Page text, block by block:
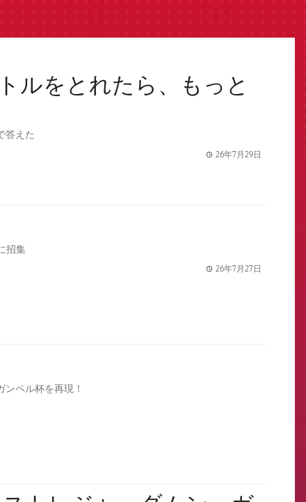
ルをとれたら、もっと
答えた
26年7月29日
招集
26年7月27日
ペル杯を再現！